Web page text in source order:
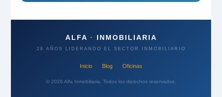
ALFA · INMOBILIARIA
29 AÑOS LIDERANDO EL SECTOR INMOBILIARIO
Inicio Blog Oficinas
© 2026 Alfa Inmobiliaria. Todos los derechos reservados.